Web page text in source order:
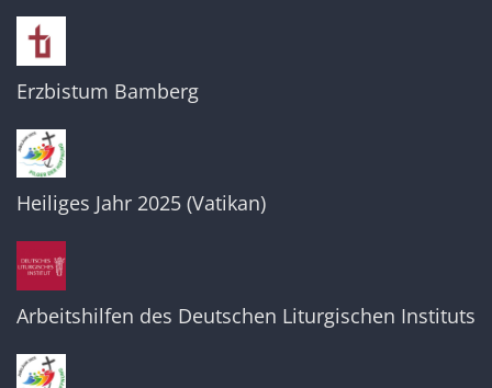
Erzbistum Bamberg
Heiliges Jahr 2025 (Vatikan)
Arbeitshilfen des Deutschen Liturgischen Instituts